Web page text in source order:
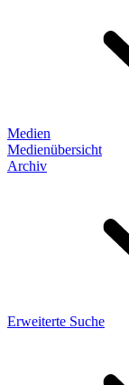
Medien
Medienübersicht
Archiv
Erweiterte Suche